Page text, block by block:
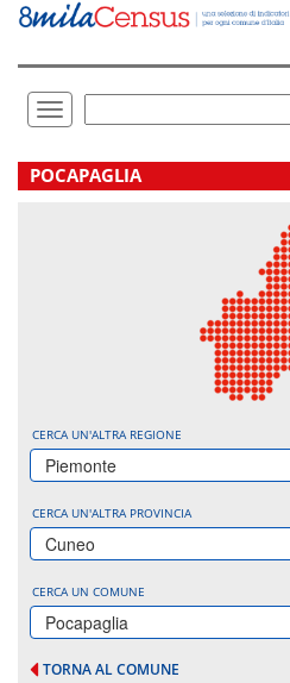
Vai
direttamente
Toggle
navigation
.
POCAPAGLIA
CERCA UN'ALTRA REGIONE
Piemonte
CERCA UN'ALTRA PROVINCIA
Cuneo
CERCA UN COMUNE
Pocapaglia
TORNA AL COMUNE